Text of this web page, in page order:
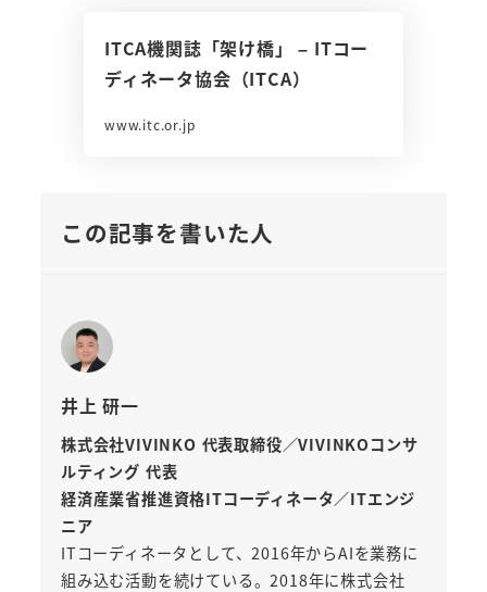
ITCA機関誌「架け橋」 – ITコー
ディネータ協会（ITCA）
www.itc.or.jp
この記事を書いた人
井上 研一
株式会社VIVINKO 代表取締役／VIVINKOコンサ
ルティング 代表
経済産業省推進資格ITコーディネータ／ITエンジ
ニア
ITコーディネータとして、2016年からAIを業務に
組み込む活動を続けている。2018年に株式会社